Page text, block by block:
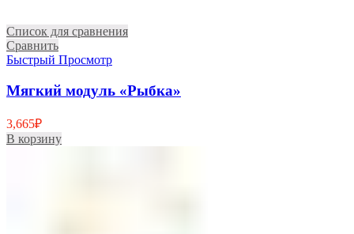
Список для сравнения
Сравнить
Быстрый Просмотр
Мягкий модуль «Рыбка»
3,665₽
В корзину